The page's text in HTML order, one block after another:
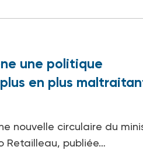
une politique
en plus
nouvelle circulaire du
Retailleau, publiée…